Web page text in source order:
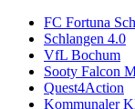
FC Fortuna
Schlangen 4.0
VfL Bochum
Sooty Falcon
Quest4Action
Kommunaler